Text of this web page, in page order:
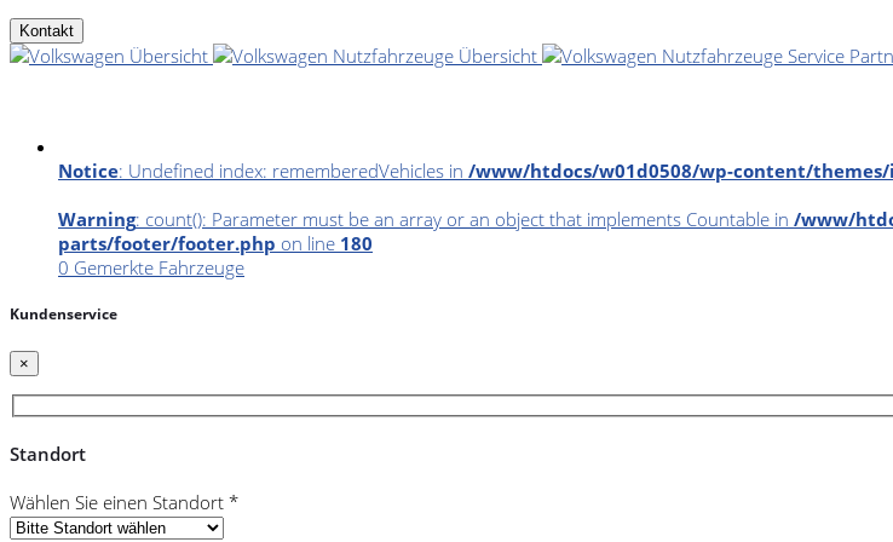
Kontakt
Notice: Undefined index: rememberedVehicles in /www/htdocs/w01d0508/wp-content/
Warning: count(): Parameter must be an array or an object that implements Countable in /www/
parts/footer/footer.php on line 180
0 Gemerkte Fahrzeuge
Kundenservice
×
Standort
Wählen Sie einen Standort *